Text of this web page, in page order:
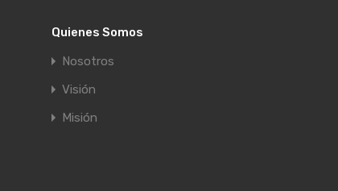
Quienes Somos
Nosotros
Visión
Misión